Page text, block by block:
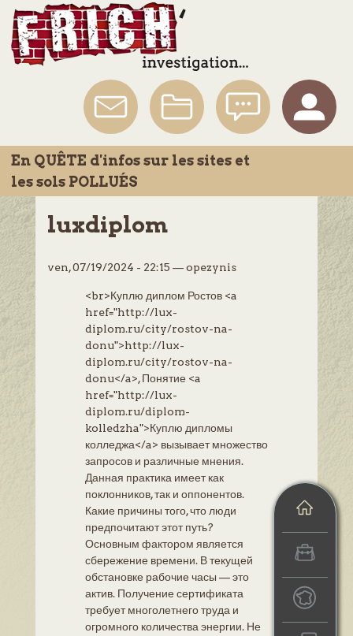
En QUÊTE d'infos sur les sites et
les sols POLLUÉS
luxdiplom
ven, 07/19/2024 - 22:15 —opezynis
<br>Куплю диплом Ростов <a
href="http://lux-
diplom.ru/city/rostov-na-
donu">http://lux-
diplom.ru/city/rostov-na-
donu</a>, Понятие <a
href="http://lux-
diplom.ru/diplom-
kolledzha">Куплю дипломы
колледжа</a> вызывает множество
запросов и различные мнения.
Данная практика имеет как
поклонников, так и оппонентов.
Какие причины того, что люди
предпочитают этот путь?
Основным фактором является
сбережение времени. В текущей
обстановке рабочие часы — это
актив. Получение сертификата
требует многолетнего труда и
огромного количества энергии. Не